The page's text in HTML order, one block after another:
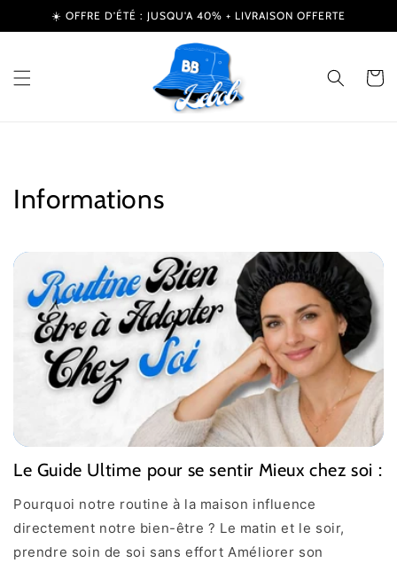
passer
au
☀️ OFFRE D’ÉTÉ : JUSQU'A 40% + LIVRAISON OFFERTE
Panier
Informations
Le Guide Ultime pour se sentir Mieux chez soi :
Pourquoi notre routine à la maison influence
directement notre bien-être ? Le matin et le soir,
prendre soin de soi sans effort Améliorer son